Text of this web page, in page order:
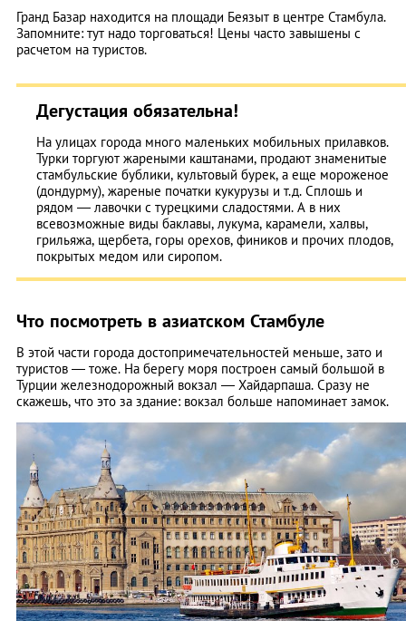
Гранд Базар находится на площади Беязыт в центре Стамбула.
Запомните: тут надо торговаться! Цены часто завышены с
расчетом на туристов.
Дегустация обязательна!
На улицах города много маленьких мобильных прилавков.
Турки торгуют жареными каштанами, продают знаменитые
стамбульские бублики, культовый бурек, а еще мороженое
(дондурму), жареные початки кукурузы и т.д. Сплошь и
рядом — лавочки с турецкими сладостями. А в них
всевозможные виды баклавы, лукума, карамели, халвы,
грильяжа, щербета, горы орехов, фиников и прочих плодов,
покрытых медом или сиропом.
Что посмотреть в азиатском Стамбуле
В этой части города достопримечательностей меньше, зато и
туристов — тоже. На берегу моря построен самый большой в
Турции железнодорожный вокзал — Хайдарпаша. Сразу не
скажешь, что это за здание: вокзал больше напоминает замок.